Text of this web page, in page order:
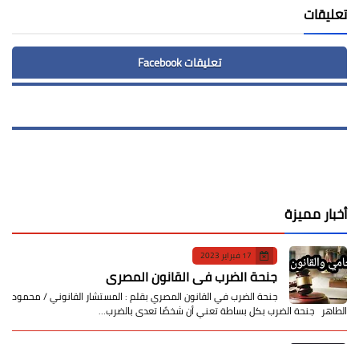
تعليقات
تعليقات Facebook
أخبار مميزة
17 فبراير 2023
جنحة الضرب في القانون المصري
جنحة الضرب في القانون المصري بقلم : المستشار القانوني / محمود
الطاهر جنحة الضرب بكل بساطة تعني أن شخصًا تعدى بالضرب…